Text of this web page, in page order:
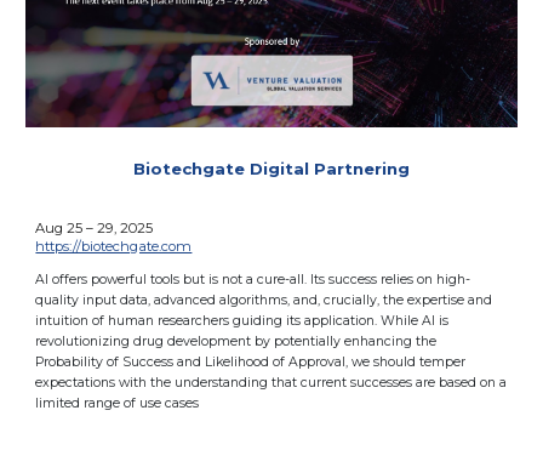
Biotechgate Digital Partnering
Aug 25 – 29, 2025
https://biotechgate.com
AI offers powerful tools but is not a cure-all. Its success relies on high-
quality input data, advanced algorithms, and, crucially, the expertise and
intuition of human researchers guiding its application. While AI is
revolutionizing drug development by potentially enhancing the
Probability of Success and Likelihood of Approval, we should temper
expectations with the understanding that current successes are based on a
limited range of use cases